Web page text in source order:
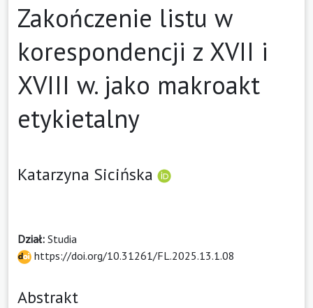
Zakończenie listu w
korespondencji z XVII i
XVIII w. jako makroakt
etykietalny
Katarzyna Sicińska
Dział: Studia
https://doi.org/10.31261/FL.2025.13.1.08
Abstrakt